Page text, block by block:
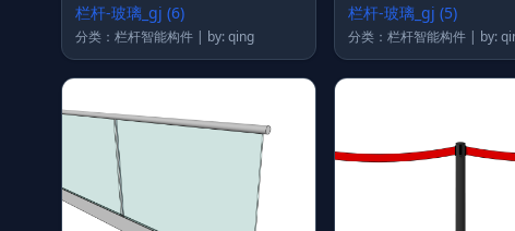
栏杆-玻璃_gj (6)
分类：栏杆智能构件 | by: qing
栏杆-玻璃_gj (5)
分类：栏杆智能构件